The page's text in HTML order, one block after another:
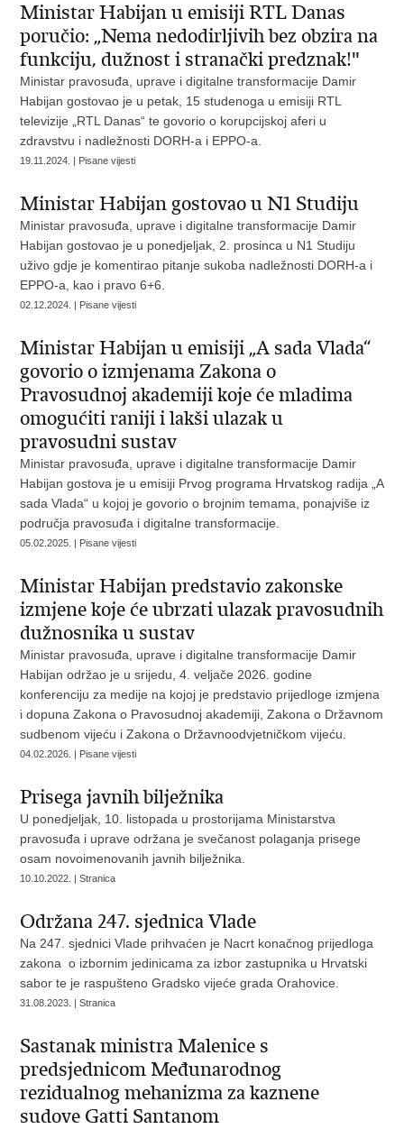
Ministar Habijan u emisiji RTL Danas
poručio: „Nema nedodirljivih bez obzira na
funkciju, dužnost i stranački predznak!"
Ministar pravosuđa, uprave i digitalne transformacije Damir
Habijan gostovao je u petak, 15 studenoga u emisiji RTL
televizije „RTL Danas“ te govorio o korupcijskoj aferi u
zdravstvu i nadležnosti DORH-a i EPPO-a.
19.11.2024. | Pisane vijesti
Ministar Habijan gostovao u N1 Studiju
Ministar pravosuđa, uprave i digitalne transformacije Damir
Habijan gostovao je u ponedjeljak, 2. prosinca u N1 Studiju
uživo gdje je komentirao pitanje sukoba nadležnosti DORH-a i
EPPO-a, kao i pravo 6+6.
02.12.2024. | Pisane vijesti
Ministar Habijan u emisiji „A sada Vlada“
govorio o izmjenama Zakona o
Pravosudnoj akademiji koje će mladima
omogućiti raniji i lakši ulazak u
pravosudni sustav
Ministar pravosuđa, uprave i digitalne transformacije Damir
Habijan gostova je u emisiji Prvog programa Hrvatskog radija „A
sada Vlada“ u kojoj je govorio o brojnim temama, ponajviše iz
područja pravosuđa i digitalne transformacije.
05.02.2025. | Pisane vijesti
Ministar Habijan predstavio zakonske
izmjene koje će ubrzati ulazak pravosudnih
dužnosnika u sustav
Ministar pravosuđa, uprave i digitalne transformacije Damir
Habijan održao je u srijedu, 4. veljače 2026. godine
konferenciju za medije na kojoj je predstavio prijedloge izmjena
i dopuna Zakona o Pravosudnoj akademiji, Zakona o Državnom
sudbenom vijeću i Zakona o Državnoodvjetničkom vijeću.
04.02.2026. | Pisane vijesti
Prisega javnih bilježnika
U ponedjeljak, 10. listopada u prostorijama Ministarstva
pravosuđa i uprave održana je svečanost polaganja prisege
osam novoimenovanih javnih bilježnika.
10.10.2022. | Stranica
Održana 247. sjednica Vlade
Na 247. sjednici Vlade prihvaćen je Nacrt konačnog prijedloga
zakona o izbornim jedinicama za izbor zastupnika u Hrvatski
sabor te je raspušteno Gradsko vijeće grada Orahovice.
31.08.2023. | Stranica
Sastanak ministra Malenice s
predsjednicom Međunarodnog
rezidualnog mehanizma za kaznene
sudove Gatti Santanom